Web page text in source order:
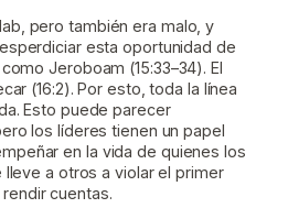
pero también era malo, y
esta oportunidad de
Jeroboam (15:33–34). El
(16:2). Por esto, toda la línea
Esto puede parecer
los líderes tienen un papel
en la vida de quienes los
lleve a otros a violar el primer
cuentas.